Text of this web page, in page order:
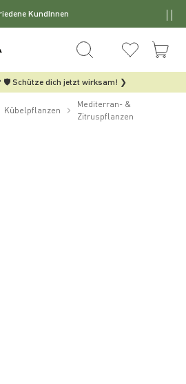
KundInnen
🛡️ Schütze dich jetzt wirksam! ❯
Kübelpflanzen
Mediterran- &
Zitruspflanzen